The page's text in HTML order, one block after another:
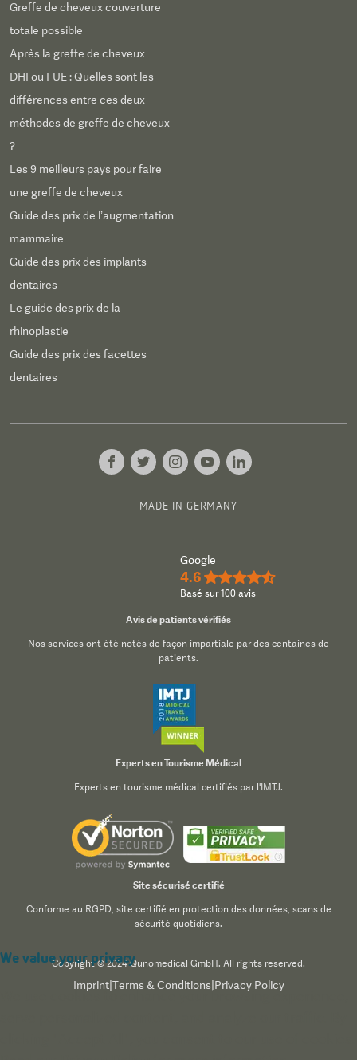
Greffe de cheveux couverture
totale possible
Après la greffe de cheveux
DHI ou FUE : Quelles sont les
différences entre ces deux
méthodes de greffe de cheveux
?
Les 9 meilleurs pays pour faire
une greffe de cheveux
Guide des prix de l’augmentation
mammaire
Guide des prix des implants
dentaires
Le guide des prix de la
rhinoplastie
Guide des prix des facettes
dentaires
MADE IN GERMANY
Google
4.6 ★★★★½
Basé sur 100 avis
Avis de patients vérifiés
Nos services ont été notés de façon impartiale par des centaines de
patients.
Experts en Tourisme Médical
Experts en tourisme médical certifiés par l'IMTJ.
Site sécurisé certifié
Conforme au RGPD, site certifié en protection des données, scans de
sécurité quotidiens.
Copyright © 2024 Qunomedical GmbH. All rights reserved.
Imprint| Terms & Conditions Privacy Policy
We value your privacy
We use cookies to enhance your browsing experience,